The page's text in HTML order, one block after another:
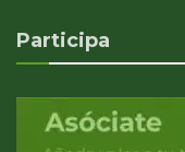
Participa